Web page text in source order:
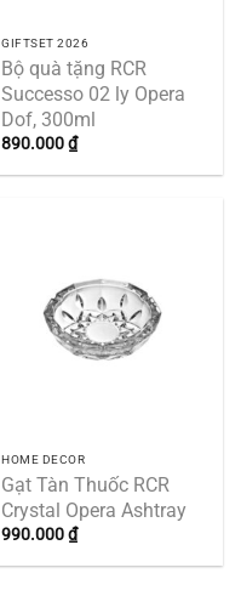
GIFTSET 2026
Bộ quà tặng RCR
Successo 02 ly Opera
Dof, 300ml
890.000₫
HOME DECOR
Gạt Tàn Thuốc RCR
Crystal Opera Ashtray
990.000₫